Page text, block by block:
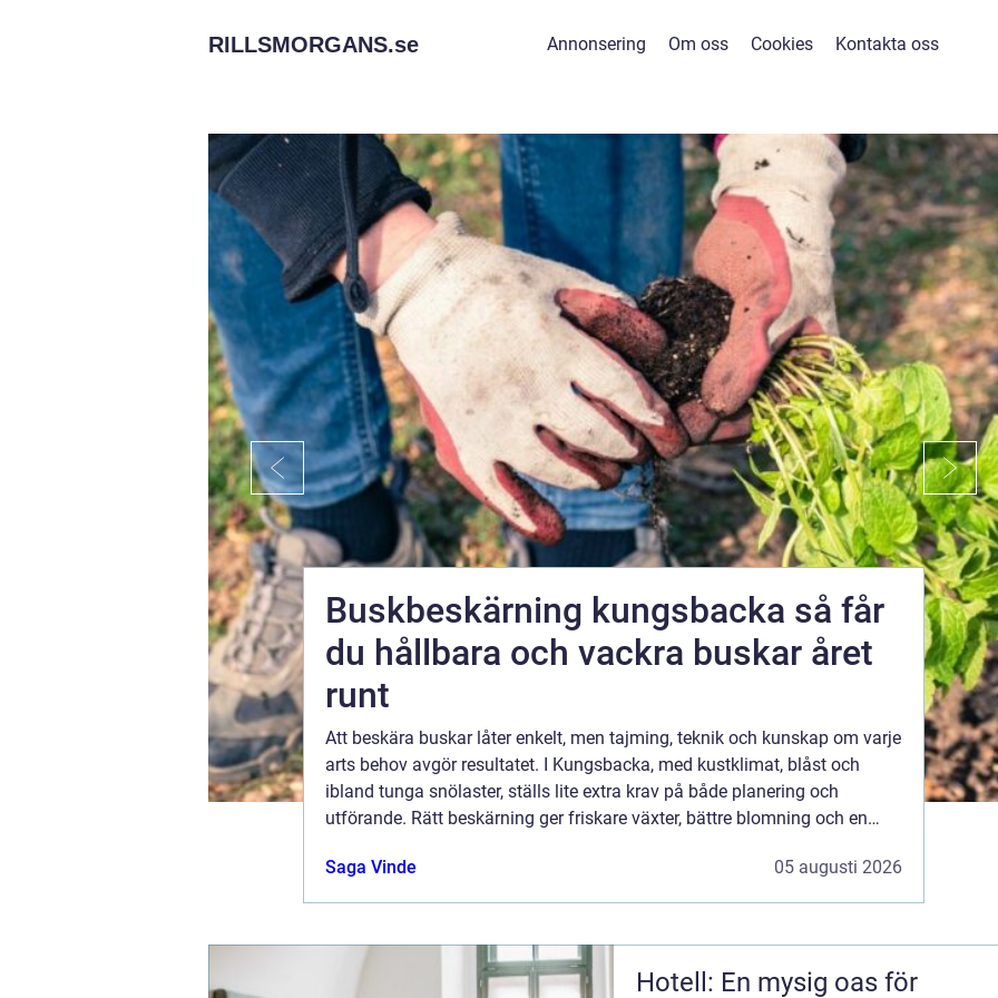
RILLSMORGANS.se Annonsering Om oss Cookies Kontakta oss
Buskbeskärning kungsbacka så får
du hållbara och vackra buskar året
runt
Att beskära buskar låter enkelt, men tajming, teknik och kunskap om varje
arts behov avgör resultatet. I Kungsbacka, med kustklimat, blåst och
ibland tunga snölaster, ställs lite extra krav på både planering och
utförande. Rätt beskärning ger friskare växter, bättre blomning och en
Saga Vinde
05 augusti 2026
Hotell: En mysig oas för